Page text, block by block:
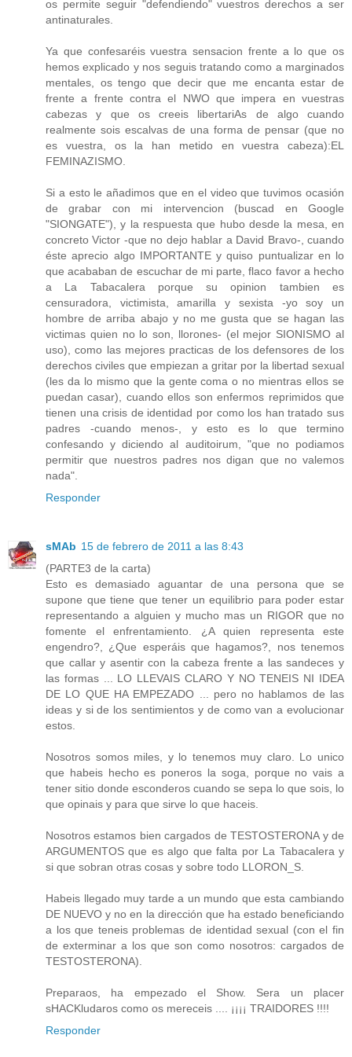
os permite seguir "defendiendo" vuestros derechos a ser
antinaturales.
Ya que confesaréis vuestra sensacion frente a lo que os
hemos explicado y nos seguis tratando como a marginados
mentales, os tengo que decir que me encanta estar de
frente a frente contra el NWO que impera en vuestras
cabezas y que os creeis libertariAs de algo cuando
realmente sois escalvas de una forma de pensar (que no
es vuestra, os la han metido en vuestra cabeza):EL
FEMINAZISMO.
Si a esto le añadimos que en el video que tuvimos ocasión
de grabar con mi intervencion (buscad en Google
"SIONGATE"), y la respuesta que hubo desde la mesa, en
concreto Victor -que no dejo hablar a David Bravo-, cuando
éste aprecio algo IMPORTANTE y quiso puntualizar en lo
que acababan de escuchar de mi parte, flaco favor a hecho
a La Tabacalera porque su opinion tambien es
censuradora, victimista, amarilla y sexista -yo soy un
hombre de arriba abajo y no me gusta que se hagan las
victimas quien no lo son, llorones- (el mejor SIONISMO al
uso), como las mejores practicas de los defensores de los
derechos civiles que empiezan a gritar por la libertad sexual
(les da lo mismo que la gente coma o no mientras ellos se
puedan casar), cuando ellos son enfermos reprimidos que
tienen una crisis de identidad por como los han tratado sus
padres -cuando menos-, y esto es lo que termino
confesando y diciendo al auditoirum, "que no podiamos
permitir que nuestros padres nos digan que no valemos
nada".
Responder
sMAb 15 de febrero de 2011 a las 8:43
(PARTE3 de la carta)
Esto es demasiado aguantar de una persona que se
supone que tiene que tener un equilibrio para poder estar
representando a alguien y mucho mas un RIGOR que no
fomente el enfrentamiento. ¿A quien representa este
engendro?, ¿Que esperáis que hagamos?, nos tenemos
que callar y asentir con la cabeza frente a las sandeces y
las formas ... LO LLEVAIS CLARO Y NO TENEIS NI IDEA
DE LO QUE HA EMPEZADO ... pero no hablamos de las
ideas y si de los sentimientos y de como van a evolucionar
estos.
Nosotros somos miles, y lo tenemos muy claro. Lo unico
que habeis hecho es poneros la soga, porque no vais a
tener sitio donde esconderos cuando se sepa lo que sois, lo
que opinais y para que sirve lo que haceis.
Nosotros estamos bien cargados de TESTOSTERONA y de
ARGUMENTOS que es algo que falta por La Tabacalera y
si que sobran otras cosas y sobre todo LLORON_S.
Habeis llegado muy tarde a un mundo que esta cambiando
DE NUEVO y no en la dirección que ha estado beneficiando
a los que teneis problemas de identidad sexual (con el fin
de exterminar a los que son como nosotros: cargados de
TESTOSTERONA).
Preparaos, ha empezado el Show. Sera un placer
sHACKludaros como os mereceis .... ¡¡¡¡ TRAIDORES !!!!
Responder